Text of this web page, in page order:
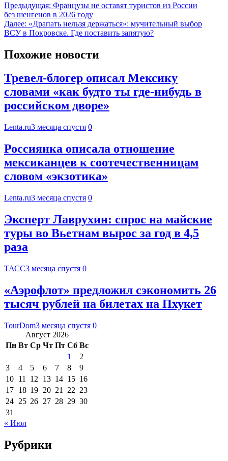
Предыдущая: Французы не оставят туристов из России
без шенгенов в 2026 году
Далее: «Драпать нельзя держаться»: мучительный выбор
ВСУ в Покровске. Где поставить запятую?
Похожие новости
Тревел-блогер описал Мексику
словами «как будто ты где-нибудь в
российском дворе»
Lenta.ru3 месяца спустя 0
Россиянка описала отношение
мексиканцев к соотечественницам
словом «экзотика»
Lenta.ru3 месяца спустя 0
Эксперт Лаврухин: спрос на майские
туры во Вьетнам вырос за год в 4,5
раза
ТАСС3 месяца спустя 0
«Аэрофлот» предложил сэкономить 26
тысяч рублей на билетах на Пхукет
TourDom3 месяца спустя 0
Август 2026
Пн Вт Ср Чт Пт Сб Вс
1
2
3
4 5 6 7 8
9
10 11 12 13 14 15 16
17 18 19 20 21 22 23
24 25 26 27 28 29 30
31
« Июл
Рубрики